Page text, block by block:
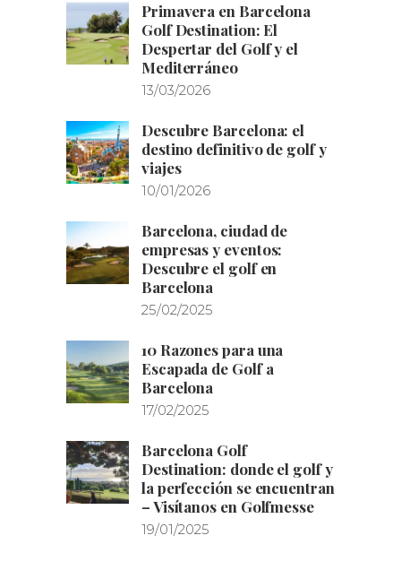
Primavera en Barcelona
Golf Destination: El
Despertar del Golf y el
Mediterráneo
13/03/2026
Descubre Barcelona: el
destino definitivo de golf y
viajes
10/01/2026
Barcelona, ciudad de
empresas y eventos:
Descubre el golf en
Barcelona
25/02/2025
10 Razones para una
Escapada de Golf a
Barcelona
17/02/2025
Barcelona Golf
Destination: donde el golf y
la perfección se encuentran
– Visítanos en Golfmesse
19/01/2025